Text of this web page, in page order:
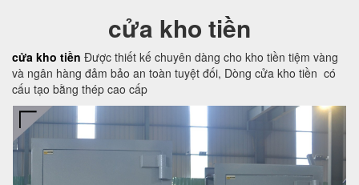
cửa kho tiền
cửa kho tiền Được thiết kế chuyên dàng cho kho tiền tiệm vàng
và ngân hàng đảm bảo an toàn tuyệt đối, Dòng cửa kho tiền có
cấu tạo bằng thép cao cấp